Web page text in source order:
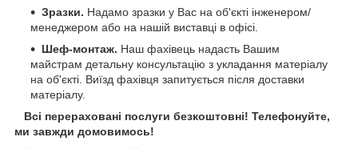
Зразки. Надамо зразки у Вас на об'єкті інженером/
менеджером або на нашій виставці в офісі.
Шеф-монтаж. Наш фахівець надасть Вашим
майстрам детальну консультацію з укладання матеріалу
на об'єкті. Виїзд фахівця запитується після доставки
матеріалу.
Всі перераховані послуги безкоштовні! Телефонуйте,
ми завжди домовимось!